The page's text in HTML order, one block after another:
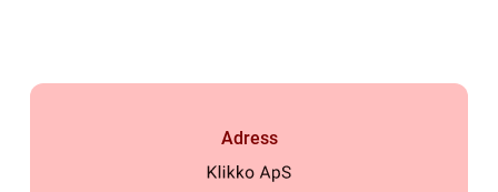
Adress